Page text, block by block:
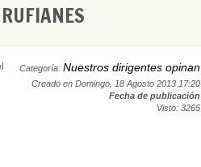
Categoría: Nuestros dirigentes opinan
Creado en Domingo, 18 Agosto 2013 17:20
Fecha de publicación
Visto: 3265